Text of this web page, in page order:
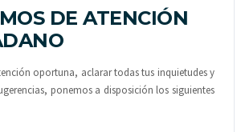
DE ATENCIÓN
oportuna, aclarar todas tus inquietudes y
ponemos a disposición los siguientes